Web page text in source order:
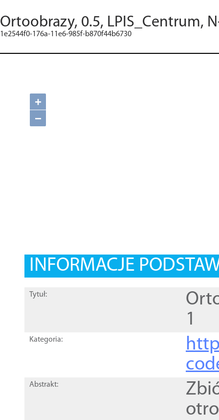
Ortoobrazy, 0.5, LPIS_Centrum,
1e2544f0-176a-11e6-985f-b870f44b6730
+
−
INFORMACJE
Tytuł:
1
Kategoria:
Abstrakt: